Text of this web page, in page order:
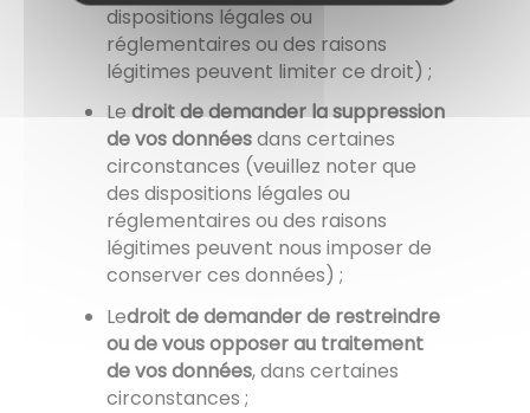
dispositions légales ou
réglementaires ou des raisons
légitimes peuvent limiter ce droit) ;
Ledroit de demander la suppression
de vos donnéesdans certaines
circonstances (veuillez noter que
des dispositions légales ou
réglementaires ou des raisons
légitimes peuvent nous imposer de
conserver ces données) ;
Ledroit de demander de restreindre
ou de vous opposer au traitement
de vos données, dans certaines
circonstances ;